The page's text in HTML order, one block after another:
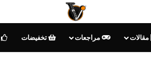
مقالات مراجعات تخفيضات